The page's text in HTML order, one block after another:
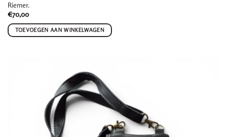
Riemer.
€70,00
TOEVOEGEN AAN WINKELWAGEN